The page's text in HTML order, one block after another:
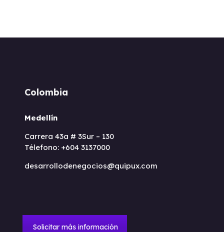
Colombia
Medellín
Carrera 43a # 3Sur – 130
Télefono: +604 3137000
desarrollodenegocios@quipux.com
Solicitar más información